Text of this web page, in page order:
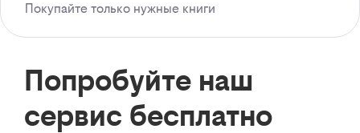
Покупайте только нужные книги
Попробуйте наш
сервис бесплатно